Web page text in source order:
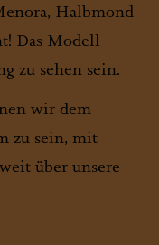
Halbmond
Das Modell
zu sehen sein.
wir dem
zu sein, mit
über unsere